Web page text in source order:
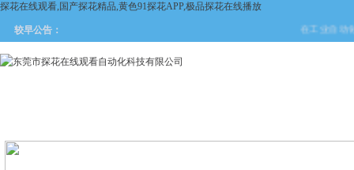
探花在线观看,国产探花精品,黄色91探花APP,极品探花在线播放
较早公告： 在工业自动化